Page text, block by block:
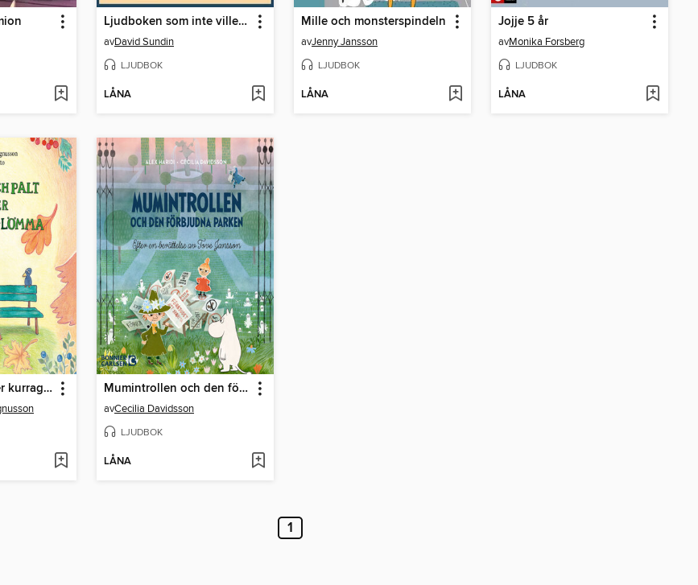
Ljudboken som inte ville ta slut--del 1
avDavid Sundin
LJUDBOK
LÅNA
Mille och monsterspindeln
avJenny Jansson
LJUDBOK
LÅNA
Jojje 5 år
avMonika Forsberg
LJUDBOK
LÅNA
Pite och Palt leker kurraglömma Mumintrollen och den förbjudna parken
avCecilia Davidsson
LJUDBOK
LÅNA
1